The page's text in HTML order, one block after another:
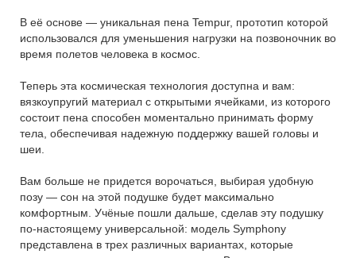
В её основе — уникальная пена Tempur, прототип которой
использовался для уменьшения нагрузки на позвоночник во
время полетов человека в космос.
Теперь эта космическая технология доступна и вам:
вязкоупругий материал с открытыми ячейками, из которого
состоит пена способен моментально принимать форму
тела, обеспечивая надежную поддержку вашей головы и
шеи.
Вам больше не придется ворочаться, выбирая удобную
позу — сон на этой подушке будет максимально
комфортным. Учёные пошли дальше, сделав эту подушку
по-настоящему универсальной: модель Symphony
представлена в трех различных вариантах, которые